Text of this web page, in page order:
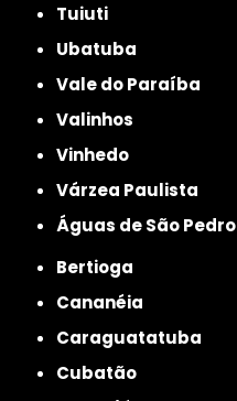
Tuiuti
Ubatuba
Vale do Paraíba
Valinhos
Vinhedo
Várzea Paulista
Águas de São Pedro
Bertioga
Cananéia
Caraguatatuba
Cubatão